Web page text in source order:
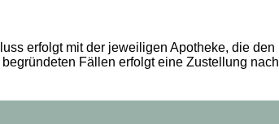
erfolgt mit der jeweiligen Apotheke, die den
Fällen erfolgt eine Zustellung nach